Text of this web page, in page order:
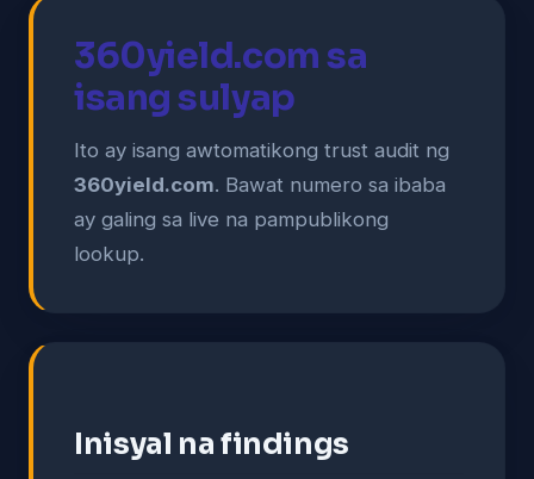
360yield.com sa
isang sulyap
Ito ay isang awtomatikong trust audit ng
360yield.com. Bawat numero sa ibaba
ay galing sa live na pampublikong
lookup.
Inisyal na findings